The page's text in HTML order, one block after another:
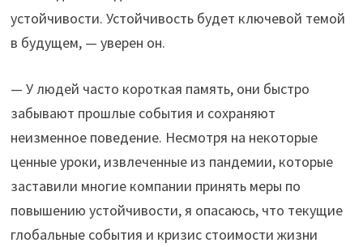
устойчивости. Устойчивость будет ключевой темой
в будущем, — уверен он.
— У людей часто короткая память, они быстро
забывают прошлые события и сохраняют
неизменное поведение. Несмотря на некоторые
ценные уроки, извлеченные из пандемии, которые
заставили многие компании принять меры по
повышению устойчивости, я опасаюсь, что текущие
глобальные события и кризис стоимости жизни